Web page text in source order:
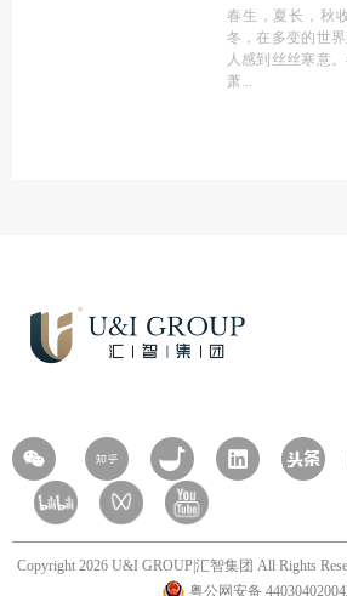
春生，夏长，秋
冬，在多变的世
人感到丝丝寒意
萧
Copyright 2026 U&I GROUP|汇智集团 All Rights
粤公网安备